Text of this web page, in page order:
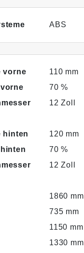
ABS
vorne
110 mm
70 %
12 Zoll
hinten
120 mm
70 %
12 Zoll
1860 mm
735 mm
1150 mm
1330 mm